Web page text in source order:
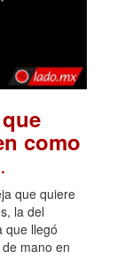
como
.
que quiere
la del
que llegó
mano en